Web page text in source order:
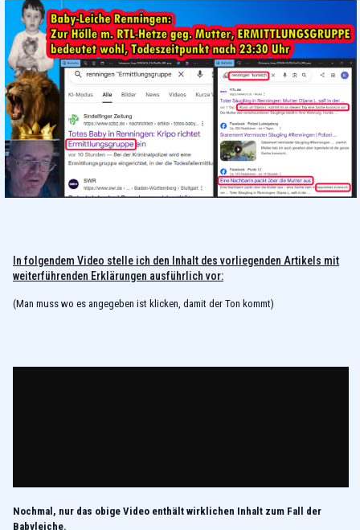
In folgendem Video stelle ich den Inhalt des vorliegenden Artikels mit
weiterführenden Erklärungen ausführlich vor:
(Man muss wo es angegeben ist klicken, damit der Ton kommt)
Nochmal, nur das obige Video enthält wirklichen Inhalt zum Fall der
Babyleiche.